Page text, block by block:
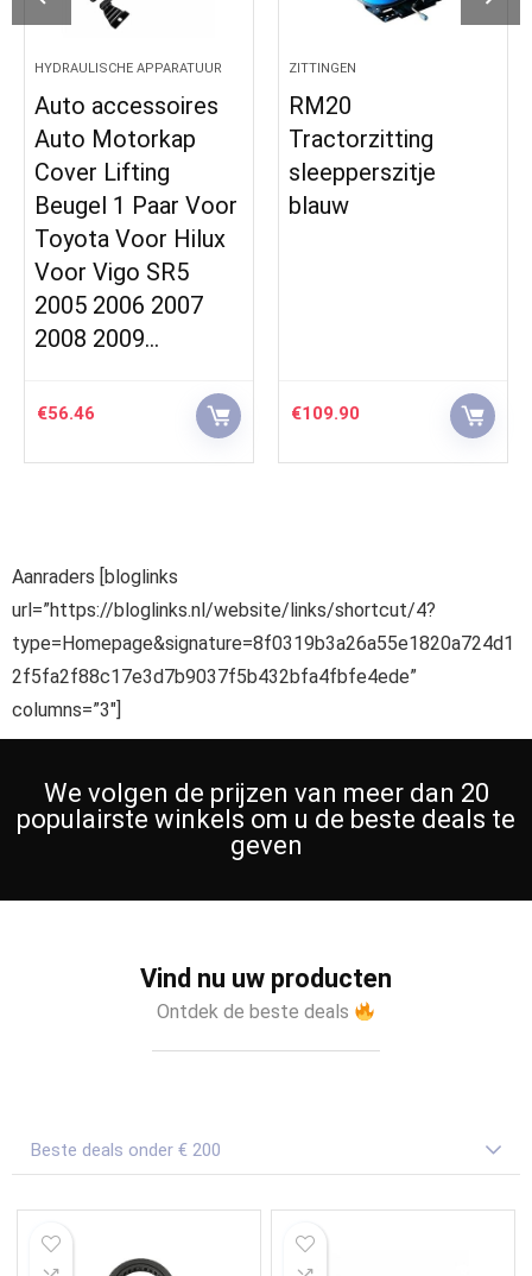
HYDRAULISCHE APPARATUUR
Auto accessoires
Auto Motorkap
Cover Lifting
Beugel 1 Paar Voor
Toyota Voor Hilux
Voor Vigo SR5
2005 2006 2007
2008 2009…
€56.46
ZITTINGEN
RM20
Tractorzitting
sleepperszitje
blauw
€109.90
Aanraders [bloglinks
url=”https://bloglinks.nl/website/links/shortcut/4?
type=Homepage&signature=8f0319b3a26a55e1820a724d1
2f5fa2f88c17e3d7b9037f5b432bfa4fbfe4ede”
columns=”3″]
We volgen de prijzen van meer dan 20
populairste winkels om u de beste deals te
geven
Vind nu uw producten
Ontdek de beste deals
Beste deals onder € 200